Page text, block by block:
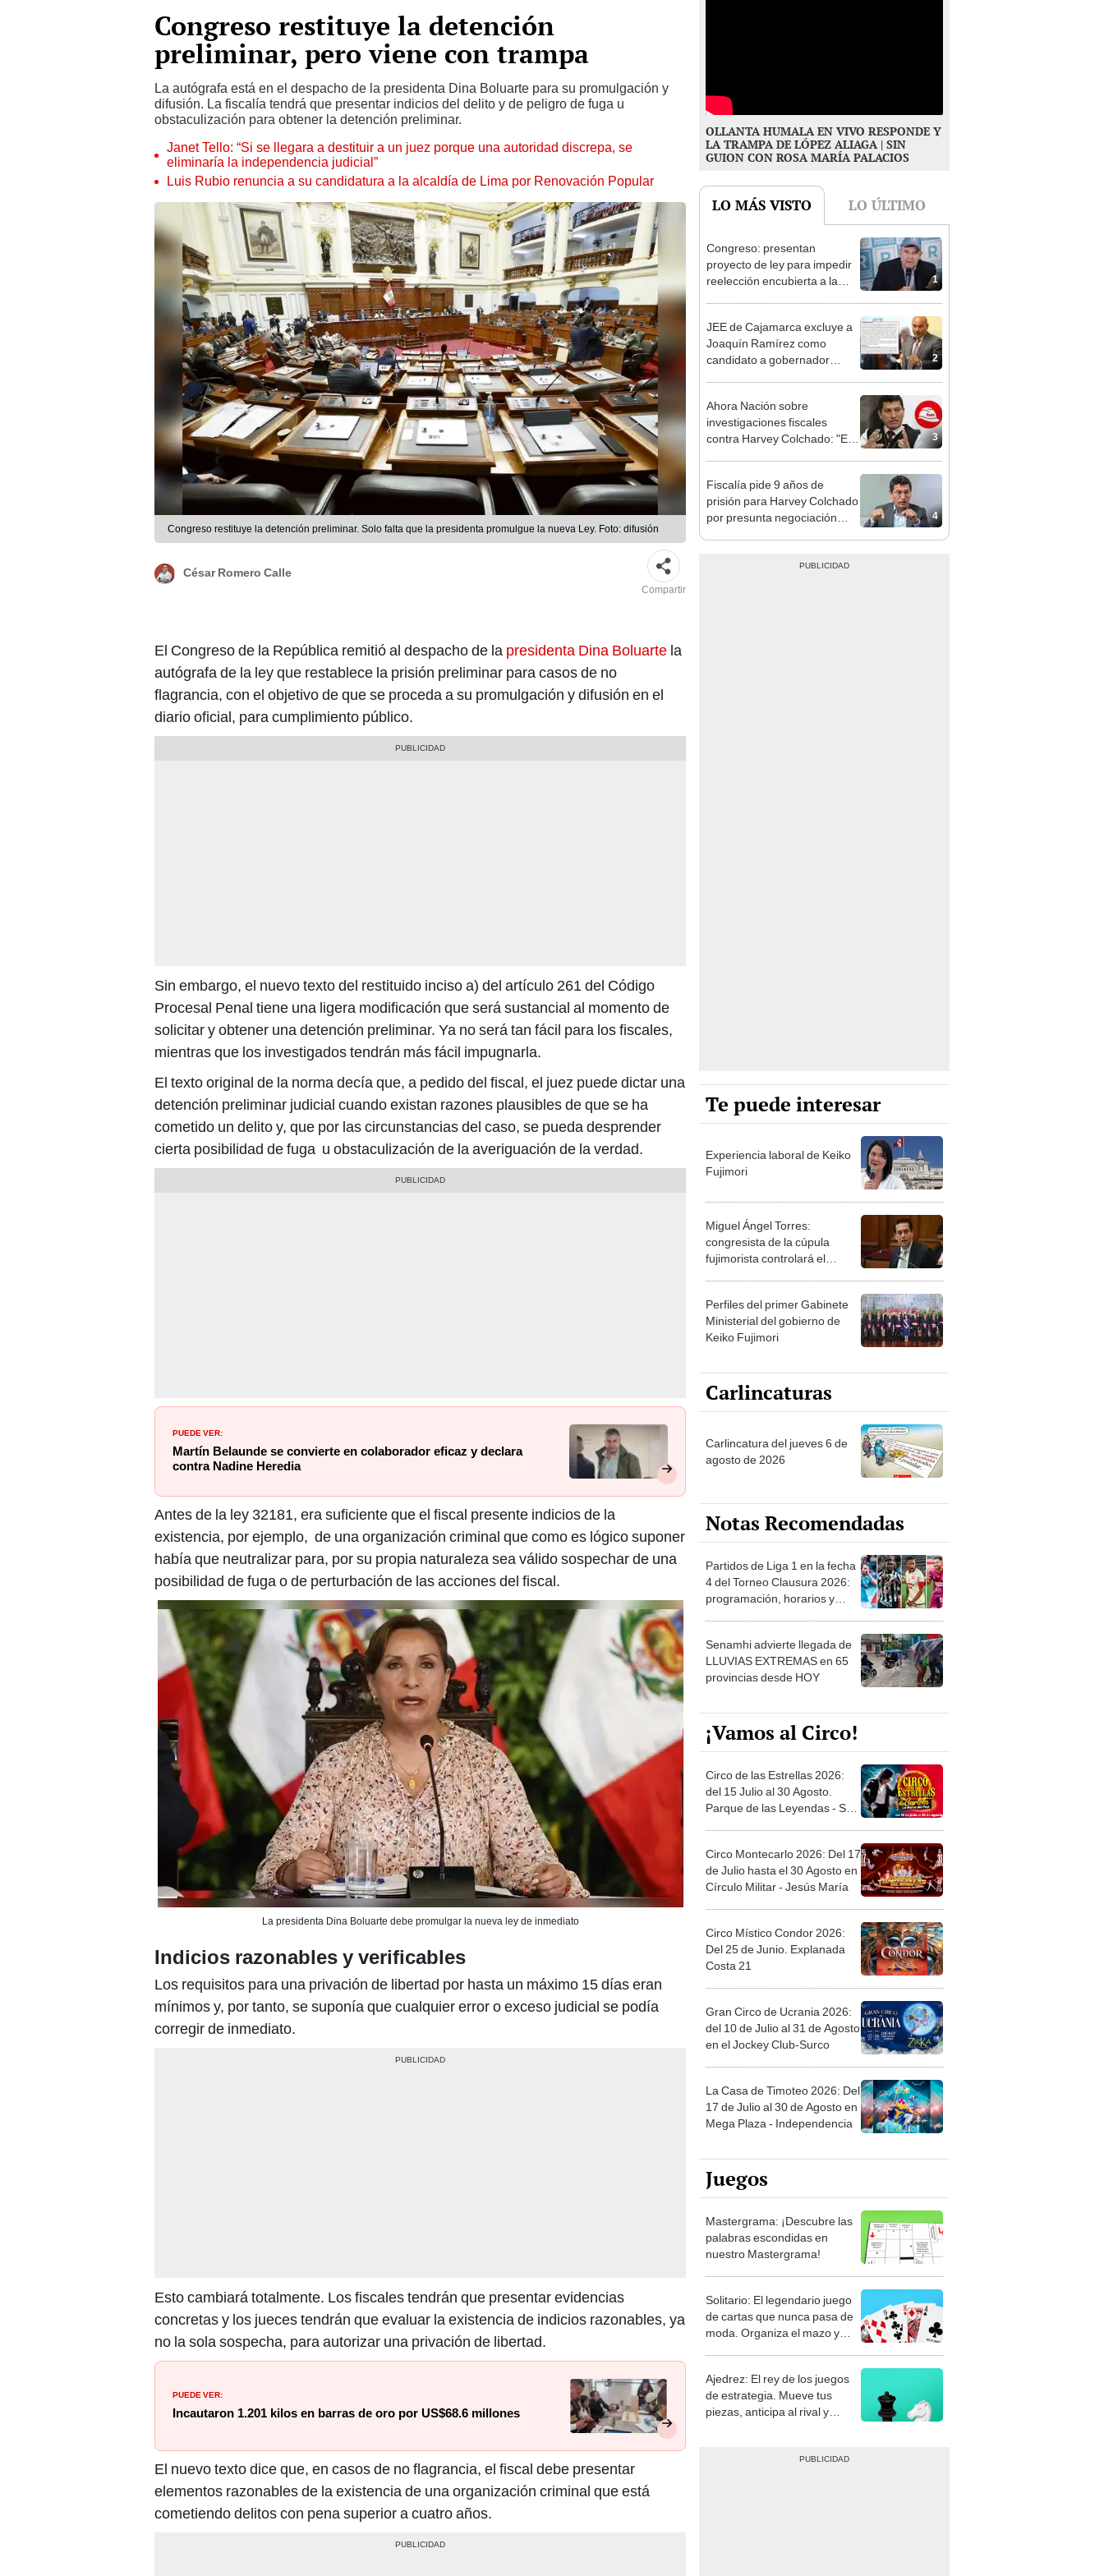
Congreso restituye la detención
preliminar, pero viene con trampa
La autógrafa está en el despacho de la presidenta Dina Boluarte para su promulgación y
difusión. La fiscalía tendrá que presentar indicios del delito y de peligro de fuga u
obstaculización para obtener la detención preliminar.
Janet Tello: “Si se llegara a destituir a un juez porque una autoridad discrepa, se
eliminaría la independencia judicial”
Luis Rubio renuncia a su candidatura a la alcaldía de Lima por Renovación Popular
Congreso restituye la detención preliminar. Solo falta que la presidenta promulgue la nueva Ley. Foto: difusión
César Romero Calle
Compartir
El Congreso de la República remitió al despacho de la presidenta Dina Boluarte la
autógrafa de la ley que restablece la prisión preliminar para casos de no
flagrancia, con el objetivo de que se proceda a su promulgación y difusión en el
diario oficial, para cumplimiento público.
Sin embargo, el nuevo texto del restituido inciso a) del artículo 261 del Código
Procesal Penal tiene una ligera modificación que será sustancial al momento de
solicitar y obtener una detención preliminar. Ya no será tan fácil para los fiscales,
mientras que los investigados tendrán más fácil impugnarla.
El texto original de la norma decía que, a pedido del fiscal, el juez puede dictar una
detención preliminar judicial cuando existan razones plausibles de que se ha
cometido un delito y, que por las circunstancias del caso, se pueda desprender
cierta posibilidad de fuga u obstaculización de la averiguación de la verdad.
PUEDE VER:
Martín Belaunde se convierte en colaborador eficaz y declara
contra Nadine Heredia
Antes de la ley 32181, era suficiente que el fiscal presente indicios de la
existencia, por ejemplo, de una organización criminal que como es lógico suponer
había que neutralizar para, por su propia naturaleza sea válido sospechar de una
posibilidad de fuga o de perturbación de las acciones del fiscal.
La presidenta Dina Boluarte debe promulgar la nueva ley de inmediato
Indicios razonables y verificables
Los requisitos para una privación de libertad por hasta un máximo 15 días eran
mínimos y, por tanto, se suponía que cualquier error o exceso judicial se podía
corregir de inmediato.
Esto cambiará totalmente. Los fiscales tendrán que presentar evidencias
concretas y los jueces tendrán que evaluar la existencia de indicios razonables, ya
no la sola sospecha, para autorizar una privación de libertad.
PUEDE VER:
Incautaron 1.201 kilos en barras de oro por US$68.6 millones
El nuevo texto dice que, en casos de no flagrancia, el fiscal debe presentar
elementos razonables de la existencia de una organización criminal que está
cometiendo delitos con pena superior a cuatro años.
OLLANTA HUMALA EN VIVO RESPONDE Y
LA TRAMPA DE LÓPEZ ALIAGA | SIN
GUION CON ROSA MARÍA PALACIOS
LO MÁS VISTO LO ÚLTIMO
1
Congreso: presentan
proyecto de ley para impedir
reelección encubierta a la
2
JEE de Cajamarca excluye a
Joaquín Ramírez como
candidato a gobernador
3
Ahora Nación sobre
investigaciones fiscales
contra Harvey Colchado: "El
4
Fiscalía pide 9 años de
prisión para Harvey Colchado
por presunta negociación
Te puede interesar
Experiencia laboral de Keiko
Fujimori
Miguel Ángel Torres:
congresista de la cúpula
fujimorista controlará el
Perfiles del primer Gabinete
Ministerial del gobierno de
Keiko Fujimori
Carlincaturas
Carlincatura del jueves 6 de
agosto de 2026
Notas Recomendadas
Partidos de Liga 1 en la fecha
4 del Torneo Clausura 2026:
programación, horarios y
Senamhi advierte llegada de
LLUVIAS EXTREMAS en 65
provincias desde HOY
¡Vamos al Circo!
Circo de las Estrellas 2026:
del 15 Julio al 30 Agosto.
Parque de las Leyendas - San
Circo Montecarlo 2026: Del 17
de Julio hasta el 30 Agosto en
Círculo Militar - Jesús María
Circo Místico Condor 2026:
Del 25 de Junio. Explanada
Costa 21
Gran Circo de Ucrania 2026:
del 10 de Julio al 31 de Agosto
en el Jockey Club-Surco
La Casa de Timoteo 2026: Del
17 de Julio al 30 de Agosto en
Mega Plaza - Independencia
Juegos
Mastergrama: ¡Descubre las
palabras escondidas en
nuestro Mastergrama!
Solitario: El legendario juego
de cartas que nunca pasa de
moda. Organiza el mazo y
Ajedrez: El rey de los juegos
de estrategia. Mueve tus
piezas, anticipa al rival y